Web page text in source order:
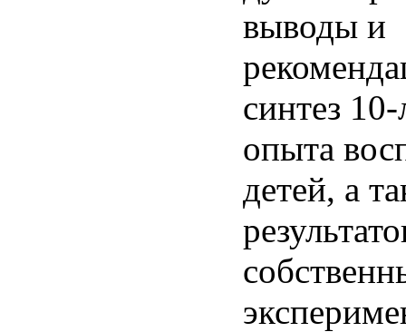
выводы и
синтез 10-
опыта
детей, а